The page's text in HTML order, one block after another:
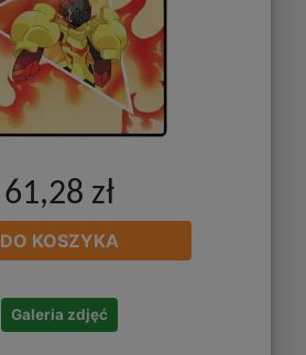
61,28 zł
DO KOSZYKA
Galeria zdjęć